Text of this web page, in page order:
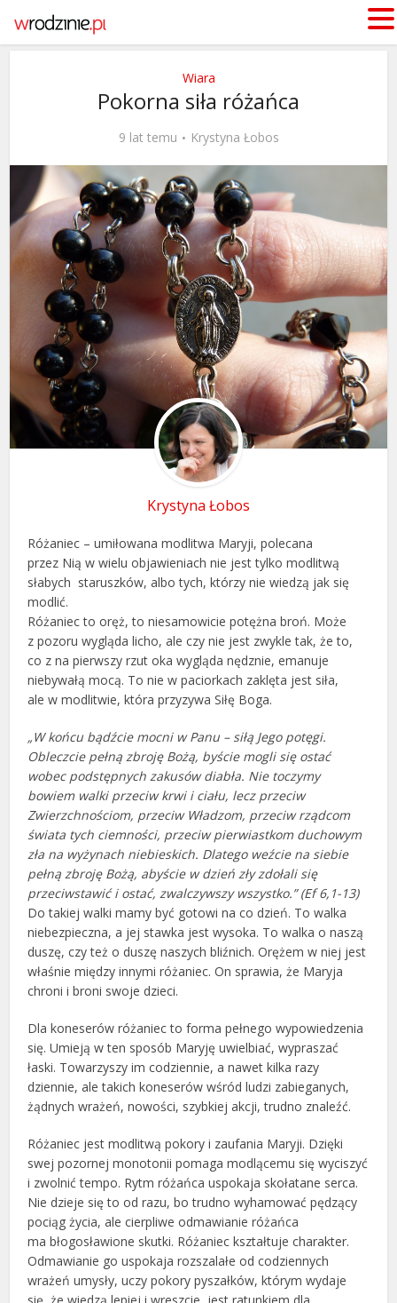
Wiara
Pokorna siła różańca
9 lat temu Krystyna Łobos
Krystyna Łobos
Różaniec – umiłowana modlitwa Maryji, polecana
przez Nią w wielu objawieniach nie jest tylko modlitwą
słabych staruszków, albo tych, którzy nie wiedzą jak się
modlić.
Różaniec to oręż, to niesamowicie potężna broń. Może
z pozoru wygląda licho, ale czy nie jest zwykle tak, że to,
co z na pierwszy rzut oka wygląda nędznie, emanuje
niebywałą mocą. To nie w paciorkach zaklęta jest siła,
ale w modlitwie, która przyzywa Siłę Boga.
„W końcu bądźcie mocni w Panu – siłą Jego potęgi.
Obleczcie pełną zbroję Bożą, byście mogli się ostać
wobec podstępnych zakusów diabła. Nie toczymy
bowiem walki przeciw krwi i ciału, lecz przeciw
Zwierzchnościom, przeciw Władzom, przeciw rządcom
świata tych ciemności, przeciw pierwiastkom duchowym
zła na wyżynach niebieskich. Dlatego weźcie na siebie
pełną zbroję Bożą, abyście w dzień zły zdołali się
przeciwstawić i ostać, zwalczywszy wszystko.” (Ef 6,1-13)
Do takiej walki mamy być gotowi na co dzień. To walka
niebezpieczna, a jej stawka jest wysoka. To walka o naszą
duszę, czy też o duszę naszych bliźnich. Orężem w niej jest
właśnie między innymi różaniec. On sprawia, że Maryja
chroni i broni swoje dzieci.
Dla koneserów różaniec to forma pełnego wypowiedzenia
się. Umieją w ten sposób Maryję uwielbiać, wypraszać
łaski. Towarzyszy im codziennie, a nawet kilka razy
dziennie, ale takich koneserów wśród ludzi zabieganych,
żądnych wrażeń, nowości, szybkiej akcji, trudno znaleźć.
Różaniec jest modlitwą pokory i zaufania Maryji. Dzięki
swej pozornej monotonii pomaga modlącemu się wyciszyć
i zwolnić tempo. Rytm różańca uspokaja skołatane serca.
Nie dzieje się to od razu, bo trudno wyhamować pędzący
pociąg życia, ale cierpliwe odmawianie różańca
ma błogosławione skutki. Różaniec kształtuje charakter.
Odmawianie go uspokaja rozszalałe od codziennych
wrażeń umysły, uczy pokory pyszałków, którym wydaje